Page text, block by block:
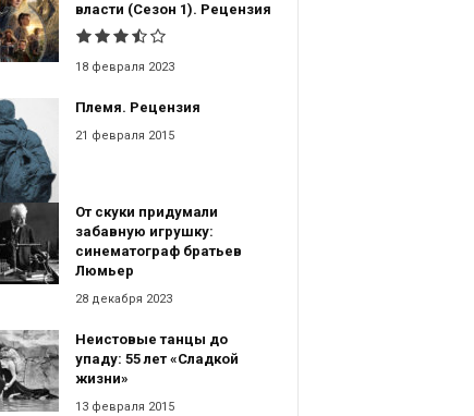
власти (Сезон 1). Рецензия
18 февраля 2023
Племя. Рецензия
21 февраля 2015
От скуки придумали
забавную игрушку:
синематограф братьев
Люмьер
28 декабря 2023
Неистовые танцы до
упаду: 55 лет «Сладкой
жизни»
13 февраля 2015